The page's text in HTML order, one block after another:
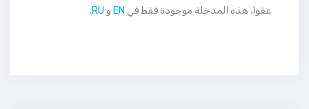
عفوا، هذه المدخلة موجودة فقط في EN و RU
.